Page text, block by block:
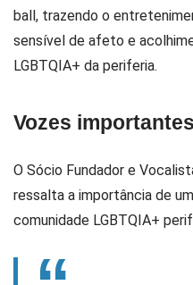
ball, trazendo o
sensível de afeto e
LGBTQIA+ da periferia.
Vozes importantes
O Sócio Fundador e
ressalta a importância de
comunidade LGBTQIA+